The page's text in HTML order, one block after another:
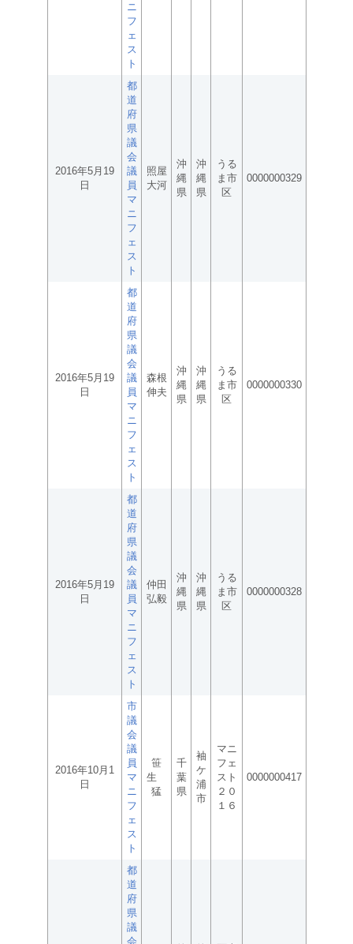
ニ
フ
ェ
ス
ト
2016年5月19
日
都
道
府
県
議
会
議
員
マ
ニ
フ
ェ
ス
ト
照屋
大河
沖
縄
県
沖
縄
県
うる
ま市
区
0000000329
2016年5月19
日
都
道
府
県
議
会
議
員
マ
ニ
フ
ェ
ス
ト
森根
伸夫
沖
縄
県
沖
縄
県
うる
ま市
区
0000000330
2016年5月19
日
都
道
府
県
議
会
議
員
マ
ニ
フ
ェ
ス
ト
仲田
弘毅
沖
縄
県
沖
縄
県
うる
ま市
区
0000000328
2016年10月1
日
市
議
会
議
員
マ
ニ
フ
ェ
ス
ト
笹
生
猛
千
葉
県
袖
ケ
浦
市
マニ
フェ
スト
２０
１６
0000000417
都
道
府
県
議
会